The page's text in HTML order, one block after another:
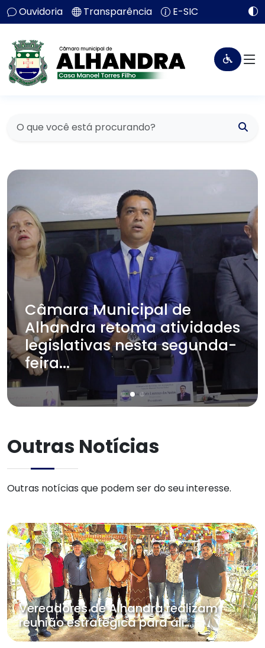
Ouvidoria Transparência E-SIC
Câmara Municipal de
Alhandra retoma atividades
legislativas nesta segunda-
feira...
Outras Notícias
Outras notícias que podem ser do seu interesse.
Vereadores de Alhandra realizam
reunião estratégica para ali...